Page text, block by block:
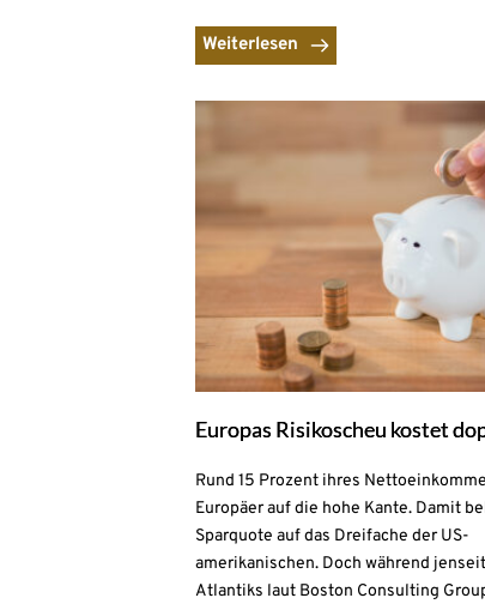
Weiterlesen
Europas Risikoscheu kostet
Rund 15 Prozent ihres
Europäer auf die hohe Kante. Damit
Sparquote auf das Dreifache der US-
amerikanischen. Doch während
Atlantiks laut Boston Consulting